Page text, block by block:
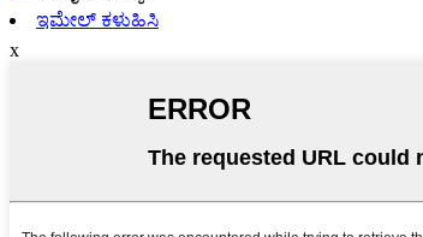
ಇಮೇಲ್ ಕಳುಹಿಸಿ
x